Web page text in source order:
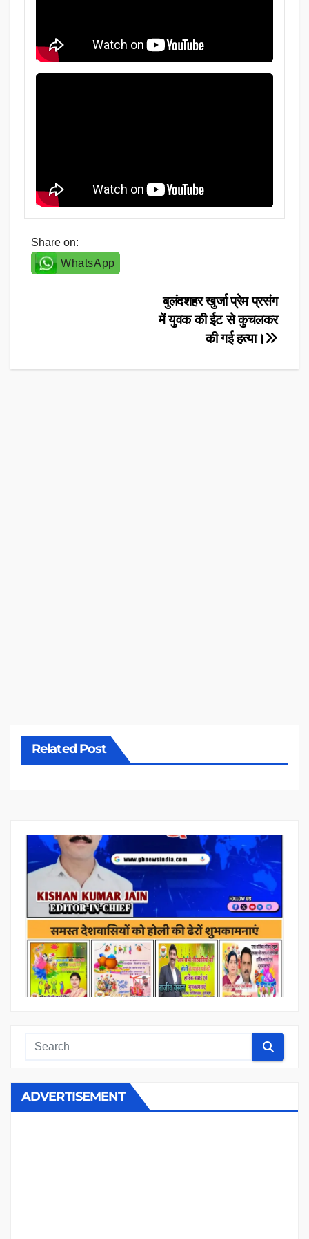
Share on:
WhatsApp
बुलंदशहर खुर्जा प्रेम प्रसंग
में युवक की ईट से कुचलकर
की गई हत्या।
Related Post
ADVERTISEMENT